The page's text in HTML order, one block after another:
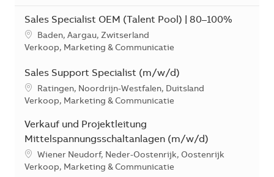
Sales Specialist OEM (Talent Pool) | 80–100%
*Je kunt je voorkeurslocatie(s) selecteren tijdens de
Baden, Aargau, Zwitserland
Categorie
Verkoop, Marketing & Communicatie
Sales Support Specialist (m/w/d)
*Je kunt je voorkeurslocatie(s) selecteren tijdens de
Ratingen, Noordrijn-Westfalen, Duitsland
Categorie
Verkoop, Marketing & Communicatie
Verkauf und Projektleitung
Mittelspannungsschaltanlagen (m/w/d)
*Je kunt je voorkeurslocatie(s) selecteren tijdens de
Wiener Neudorf, Neder-Oostenrijk, Oostenrijk
Categorie
Verkoop, Marketing & Communicatie